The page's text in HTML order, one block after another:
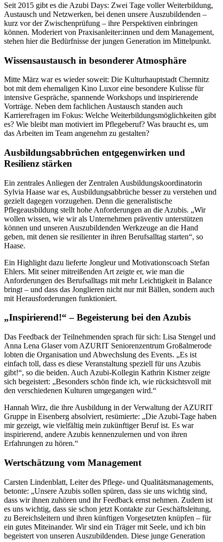
Seit 2015 gibt es die Azubi Days: Zwei Tage voller Weiterbildung,
Austausch und Netzwerken, bei denen unsere Auszubildenden –
kurz vor der Zwischenprüfung – ihre Perspektiven einbringen
können. Moderiert von Praxisanleiter:innen und dem Management,
stehen hier die Bedürfnisse der jungen Generation im Mittelpunkt.
Wissensaustausch in besonderer Atmosphäre
Mitte März war es wieder soweit: Die Kulturhauptstadt Chemnitz
bot mit dem ehemaligen Kino Luxor eine besondere Kulisse für
intensive Gespräche, spannende Workshops und inspirierende
Vorträge. Neben dem fachlichen Austausch standen auch
Karrierefragen im Fokus: Welche Weiterbildungsmöglichkeiten gibt
es? Wie bleibt man motiviert im Pflegeberuf? Was braucht es, um
das Arbeiten im Team angenehm zu gestalten?
Ausbildungsabbrüchen entgegenwirken und
Resilienz stärken
Ein zentrales Anliegen der Zentralen Ausbildungskoordinatorin
Sylvia Haase war es, Ausbildungsabbrüche besser zu verstehen und
gezielt dagegen vorzugehen. Denn die generalistische
Pflegeausbildung stellt hohe Anforderungen an die Azubis. „Wir
wollen wissen, wie wir als Unternehmen präventiv unterstützen
können und unseren Auszubildenden Werkzeuge an die Hand
geben, mit denen sie resilienter in ihren Berufsalltag starten“, so
Haase.
Ein Highlight dazu lieferte Jongleur und Motivationscoach Stefan
Ehlers. Mit seiner mitreißenden Art zeigte er, wie man die
Anforderungen des Berufsalltags mit mehr Leichtigkeit in Balance
bringt – und dass das Jonglieren nicht nur mit Bällen, sondern auch
mit Herausforderungen funktioniert.
„Inspirierend!“ – Begeisterung bei den Azubis
Das Feedback der Teilnehmenden sprach für sich: Lisa Stengel und
Anna Lena Glaser vom AZURIT Seniorenzentrum Großalmerode
lobten die Organisation und Abwechslung des Events. „Es ist
einfach toll, dass es diese Veranstaltung speziell für uns Azubis
gibt!“, so die beiden. Auch Azubi-Kollegin Kathrin Kistner zeigte
sich begeistert: „Besonders schön finde ich, wie rücksichtsvoll mit
den verschiedenen Kulturen umgegangen wird.“
Hannah Wirz, die ihre Ausbildung in der Verwaltung der AZURIT
Gruppe in Eisenberg absolviert, resümierte: „Die Azubi-Tage haben
mir gezeigt, wie vielfältig mein zukünftiger Beruf ist. Es war
inspirierend, andere Azubis kennenzulernen und von ihren
Erfahrungen zu hören.“
Wertschätzung vom Management
Carsten Lindenblatt, Leiter des Pflege- und Qualitäts­managements,
betonte: „Unsere Azubis sollen spüren, dass sie uns wichtig sind,
dass wir ihnen zuhören und ihr Feedback ernst nehmen. Zudem ist
es uns wichtig, dass sie schon jetzt Kontakte zur Geschäftsleitung,
zu Bereichsleitern und ihren künftigen Vorgesetzten knüpfen – für
ein gutes Miteinander. Wir sind ein Träger mit Seele, und ich bin
begeistert von unseren Auszubildenden. Diese junge Generation